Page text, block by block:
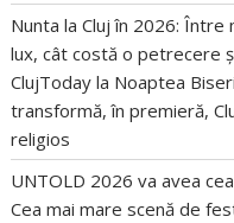
Nunta la Cluj în 2026:
lux, cât costă o petrecere
ClujToday la Noaptea
transformă, în premieră,
religios
UNTOLD 2026 va avea
Cea mai mare scenă de